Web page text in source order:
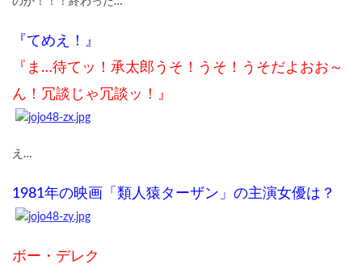
『てめえ！』
『ま…待てッ！承太郎うそ！うそ！うそだよおお～
ん！冗談じゃ冗談ッ！』
え…
1981年の映画「類人猿ターザン」の主演女優は？
ボー・デレク